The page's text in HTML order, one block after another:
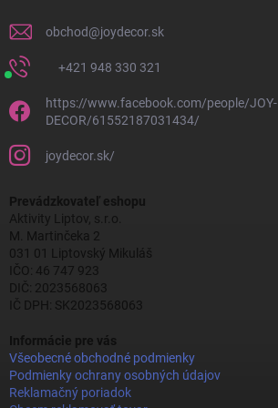
obchod@joydecor.sk
+421 948 330 321
https://www.facebook.com/people/JOY-
DECOR/61552187031434/
joydecor.sk/
Prevádzkovateľ eshopu
Aktivity Liptov, s.r.o.
M. Martinčeka 2
031 01 Liptovský Mikuláš
IČO: 46 747 923
DIČ: 2023568063
IČ DPH: SK2023568063
Informácie pre vás
Všeobecné obchodné podmienky
Podmienky ochrany osobných údajov
Reklamačný poriadok